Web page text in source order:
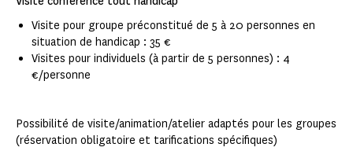
Visite pour groupe préconstitué de 5 à 20 personnes en
situation de handicap : 35 €
Visites pour individuels (à partir de 5 personnes) : 4
€/personne
Possibilité de visite/animation/atelier adaptés pour les groupes
(réservation obligatoire et tarifications spécifiques)